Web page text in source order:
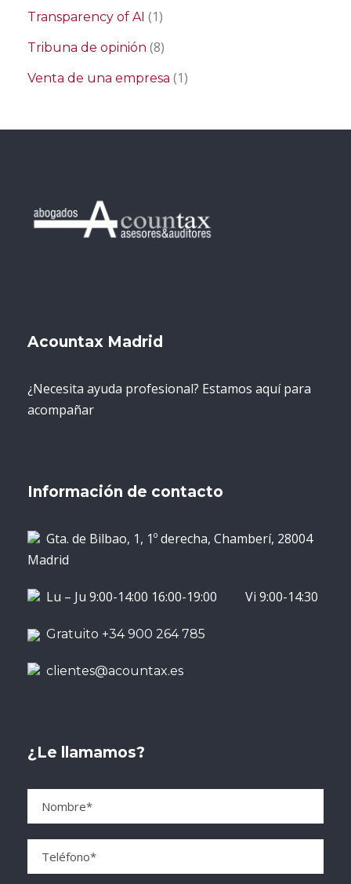
Transparency of AI (1)
Tribuna de opinión (8)
Venta de una empresa (1)
Acountax Madrid
¿Necesita ayuda profesional? Estamos aquí para
acompañar
Información de contacto
Gta. de Bilbao, 1, 1º derecha, Chamberí, 28004
Madrid
Lu – Ju 9:00-14:00 16:00-19:00 Vi 9:00-14:30
Gratuito +34 900 264 785
clientes@acountax.es
¿Le llamamos?